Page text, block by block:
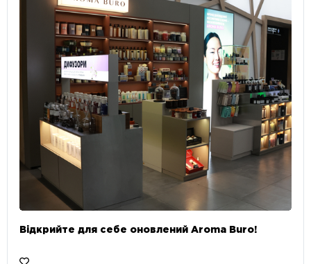
Відкрийте для себе оновлений Aroma Buro! ⠀